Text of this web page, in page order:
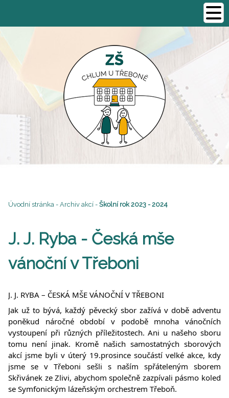
Úvodní stránka - Archiv akcí - Školní rok 2023 - 2024
J. J. Ryba - Česká mše
vánoční v Třeboni
J. J. RYBA – ČESKÁ MŠE VÁNOČNÍ V TŘEBONI
Jak už to bývá, každý pěvecký sbor zažívá v době adventu
poněkud náročné období v podobě mnoha vánočních
vystoupení při různých příležitostech. Ani u našeho sboru
tomu není jinak. Kromě našich samostatných sborových
akcí jsme byli v úterý 19.prosince součástí velké akce, kdy
jsme se v Třeboni sešli s naším spřáteleným sborem
Skřivánek ze Zlivi, abychom společně zazpívali pásmo koled
se Symfonickým lázeňským orchestrem Třeboň.